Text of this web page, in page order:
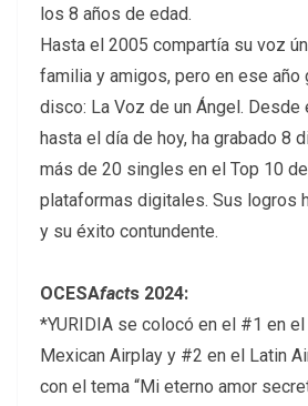
los 8 años de edad.
Hasta el 2005 compartía su voz
familia y amigos, pero en ese año
disco: La Voz de un Ángel.
hasta el día de hoy, ha grabado 8
más de 20 singles en el Top 10
plataformas digitales. Sus logros
y su éxito contundente.
OCESAfacts 2024:
*YURIDIA se colocó en el #1 en
Mexican Airplay y #2 en el Latin
con el tema “Mi eterno amor